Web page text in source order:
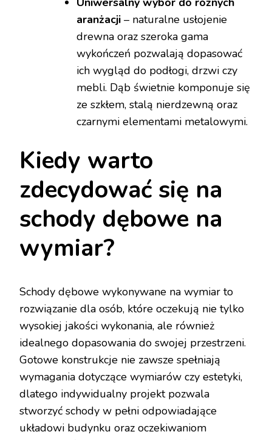
aranżacji – naturalne usłojenie
drewna oraz szeroka gama
wykończeń pozwalają dopasować
ich wygląd do podłogi, drzwi czy
mebli. Dąb świetnie komponuje się
ze szkłem, stalą nierdzewną oraz
czarnymi elementami metalowymi.
Kiedy warto
zdecydować się na
schody dębowe na
wymiar?
Schody dębowe wykonywane na wymiar to
rozwiązanie dla osób, które oczekują nie tylko
wysokiej jakości wykonania, ale również
idealnego dopasowania do swojej przestrzeni.
Gotowe konstrukcje nie zawsze spełniają
wymagania dotyczące wymiarów czy estetyki,
dlatego indywidualny projekt pozwala
stworzyć schody w pełni odpowiadające
układowi budynku oraz oczekiwaniom